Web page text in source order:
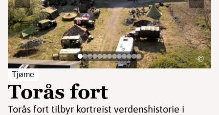
Tjøme
Torås fort
Torås fort tilbyr kortreist verdenshistorie i
©